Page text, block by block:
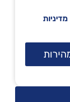
מדיניות